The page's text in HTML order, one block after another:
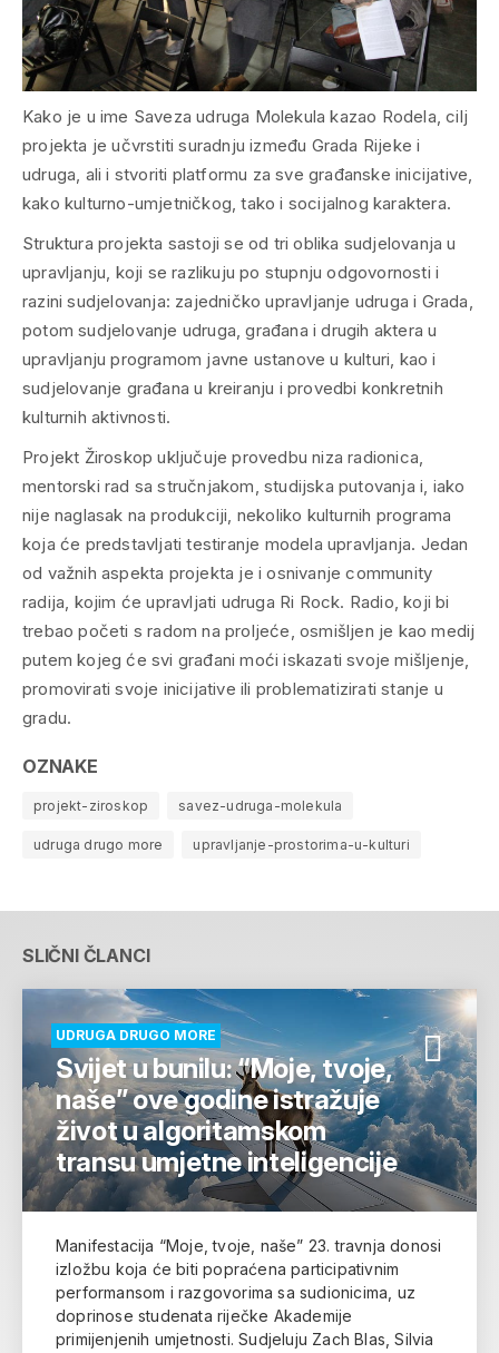
Kako je u ime Saveza udruga Molekula kazao Rodela, cilj
projekta je učvrstiti suradnju između Grada Rijeke i
udruga, ali i stvoriti platformu za sve građanske inicijative,
kako kulturno-umjetničkog, tako i socijalnog karaktera.
Struktura projekta sastoji se od tri oblika sudjelovanja u
upravljanju, koji se razlikuju po stupnju odgovornosti i
razini sudjelovanja: zajedničko upravljanje udruga i Grada,
potom sudjelovanje udruga, građana i drugih aktera u
upravljanju programom javne ustanove u kulturi, kao i
sudjelovanje građana u kreiranju i provedbi konkretnih
kulturnih aktivnosti.
Projekt Žiroskop uključuje provedbu niza radionica,
mentorski rad sa stručnjakom, studijska putovanja i, iako
nije naglasak na produkciji, nekoliko kulturnih programa
koja će predstavljati testiranje modela upravljanja. Jedan
od važnih aspekta projekta je i osnivanjecommunity
radija, kojim će upravljati udruga Ri Rock. Radio, koji bi
trebao početi s radom na proljeće, osmišljen je kao medij
putem kojeg će svi građani moći iskazati svoje mišljenje,
promovirati svoje inicijative ili problematizirati stanje u
gradu.
OZNAKE
projekt-ziroskop savez-udruga-molekula
udruga drugo more upravljanje-prostorima-u-kulturi
SLIČNI ČLANCI
UDRUGA DRUGO MORE
Svijet u bunilu: “Moje, tvoje,
naše” ove godine istražuje
život u algoritamskom
transu umjetne inteligencije
Manifestacija “Moje, tvoje, naše” 23. travnja donosi
izložbu koja će biti popraćena participativnim
performansom i razgovorima sa sudionicima, uz
doprinose studenata riječke Akademije
primijenjenih umjetnosti. Sudjeluju Zach Blas, Silvia